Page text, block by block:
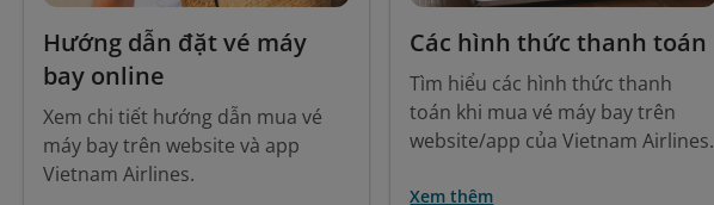
Hướng dẫn đặt vé máy
bay online
Xem chi tiết hướng dẫn mua vé
máy bay trên website và app
Vietnam Airlines.
Các hình thức thanh toán
Tìm hiểu các hình thức thanh
toán khi mua vé máy bay trên
website/app của Vietnam Airlines.
Xem thêm